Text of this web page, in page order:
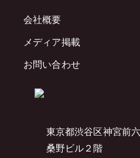
東京都渋谷区神宮前
桑野ビル２階
会社概要
メディア掲載
お問い合わせ